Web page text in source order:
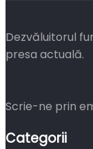
Dezvăluitorul
presa actuală.
Scrie-ne prin
Categorii